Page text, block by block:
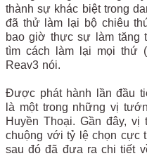
thành sự khác biệt trong
đã thử làm lại bộ chiêu
bao giờ thực sự làm tăng
tìm cách làm lại mọi thứ
Reav3 nói.
Được phát hành lần đầu
là một trong những vị
Huyền Thoại. Gần đây,
chuộng với tỷ lệ chọn cực
sau đó đã đưa ra chi tiết